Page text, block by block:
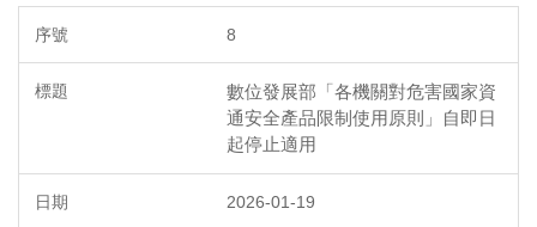
8
數位發展部「各機關對危害國家資
通安全產品限制使用原則」自即日
起停止適用
2026-01-19